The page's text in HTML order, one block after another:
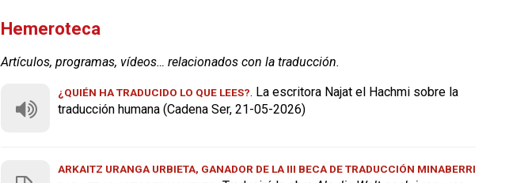
Hemeroteca
Artículos, programas, vídeos… relacionados con la traducción.
¿QUIÉN HA TRADUCIDO LO QUE LEES?. La escritora Najat el Hachmi sobre la
traducción humana (Cadena Ser, 21-05-2026)
ARKAITZ URANGA URBIETA, GANADOR DE LA III BECA DE TRADUCCIÓN MINABERRI